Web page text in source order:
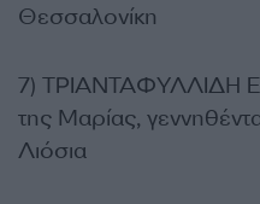
Θεσσαλονίκη
7) ΤΡΙΑΝΤΑΦΥΛΛΙΔΗ
της Μαρίας,
Λιόσια